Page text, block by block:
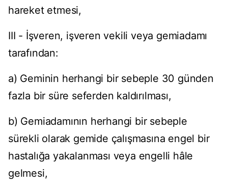
hareket etmesi,
III - İşveren, işveren vekili veya gemiadamı
tarafından:
a) Geminin herhangi bir sebeple 30 günden
fazla bir süre seferden kaldırılması,
b) Gemiadamının herhangi bir sebeple
sürekli olarak gemide çalışmasına engel bir
hastalığa yakalanması veya engelli hâle
gelmesi,